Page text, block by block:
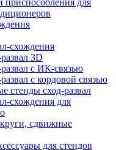
приспособления для
схождения
3D
с ИК-связью
с кордовой связью
стенды сход-развал
схождения для
сдвижные
для стендов